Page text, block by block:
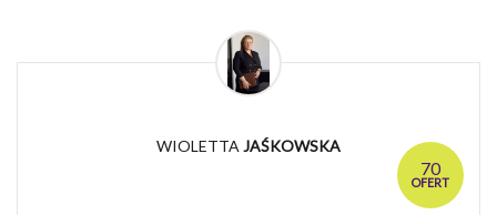
70
OFERT
WIOLETTA JAŚKOWSKA